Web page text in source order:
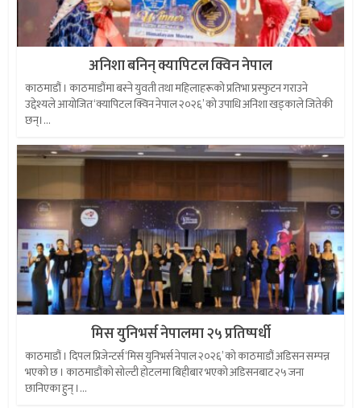
अनिशा बनिन् क्यापिटल क्विन नेपाल
काठमाडौं । काठमाडौंमा बस्ने युवती तथा महिलाहरूको प्रतिभा प्रस्फुटन गराउने
उद्देश्यले आयोजित ‘क्यापिटल क्विन नेपाल २०२६’ को उपाधि अनिशा खड्काले जितेकी
छन्।...
मिस युनिभर्स नेपालमा २५ प्रतिष्पर्धी
काठमाडौं । दिपल प्रिजेन्टर्स ‘मिस युनिभर्स नेपाल २०२६’ को काठमाडौं अडिसन सम्पन्न
भएको छ । काठमाडौंको सोल्टी होटलमा बिहीबार भएको अडिसनबाट २५ जना
छानिएका हुन् ।...